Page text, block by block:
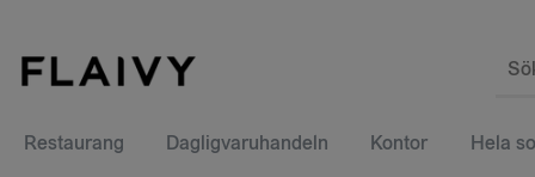
Restaurang Dagligvaruhandeln Kontor Hela